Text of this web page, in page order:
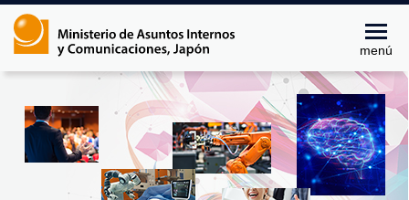
menú